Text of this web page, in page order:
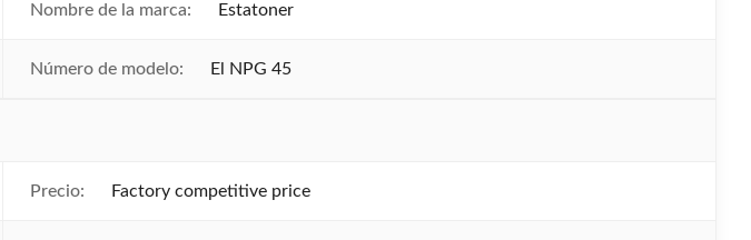
Nombre de la marca: Estatoner
Número de modelo: El NPG 45
Precio: Factory competitive price